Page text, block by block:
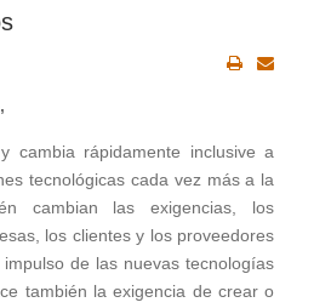
cambia rápidamente inclusive a
tecnológicas cada vez más a la
cambian las exigencias, los
los clientes y los proveedores
de las nuevas tecnologías
también la exigencia de crear o